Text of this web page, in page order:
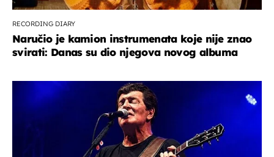
RECORDING DIARY
Naručio je kamion instrumenata koje nije znao
svirati: Danas su dio njegova novog albuma